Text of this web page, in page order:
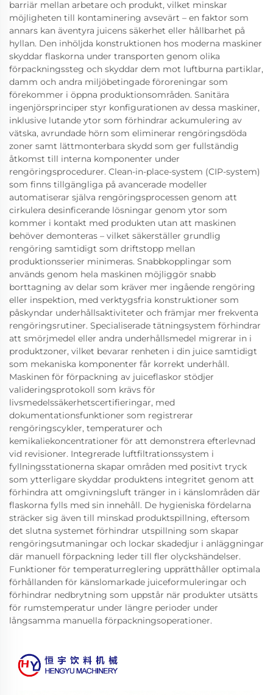
barriär mellan arbetare och produkt, vilket minskar
möjligheten till kontaminering avsevärt – en faktor som
annars kan äventyra juicens säkerhet eller hållbarhet på
hyllan. Den inhöljda konstruktionen hos moderna maskiner
skyddar flaskorna under transporten genom olika
förpackningssteg och skyddar dem mot luftburna partiklar,
damm och andra miljöbetingade föroreningar som
förekommer i öppna produktionsområden. Sanitära
ingenjörsprinciper styr konfigurationen av dessa maskiner,
inklusive lutande ytor som förhindrar ackumulering av
vätska, avrundade hörn som eliminerar rengöringsdöda
zoner samt lättmonterbara skydd som ger fullständig
åtkomst till interna komponenter under
rengöringsprocedurer. Clean-in-place-system (CIP-system)
som finns tillgängliga på avancerade modeller
automatiserar själva rengöringsprocessen genom att
cirkulera desinficerande lösningar genom ytor som
kommer i kontakt med produkten utan att maskinen
behöver demonteras – vilket säkerställer grundlig
rengöring samtidigt som driftstopp mellan
produktionsserier minimeras. Snabbkopplingar som
används genom hela maskinen möjliggör snabb
borttagning av delar som kräver mer ingående rengöring
eller inspektion, med verktygsfria konstruktioner som
påskyndar underhållsaktiviteter och främjar mer frekventa
rengöringsrutiner. Specialiserade tätningsystem förhindrar
att smörjmedel eller andra underhållsmedel migrerar in i
produktzoner, vilket bevarar renheten i din juice samtidigt
som mekaniska komponenter får korrekt underhåll.
Maskinen för förpackning av juiceflaskor stödjer
valideringsprotokoll som krävs för
livsmedelssäkerhetscertifieringar, med
dokumentationsfunktioner som registrerar
rengöringscykler, temperaturer och
kemikaliekoncentrationer för att demonstrera efterlevnad
vid revisioner. Integrerade luftfiltrationssystem i
fyllningsstationerna skapar områden med positivt tryck
som ytterligare skyddar produktens integritet genom att
förhindra att omgivningsluft tränger in i känslområden där
flaskorna fylls med sin innehåll. De hygieniska fördelarna
sträcker sig även till minskad produktspillning, eftersom
det slutna systemet förhindrar utspillning som skapar
rengöringsutmaningar och lockar skadedjur i anläggningar
där manuell förpackning leder till fler olyckshändelser.
Funktioner för temperaturreglering upprätthåller optimala
förhållanden för känslomarkade juiceformuleringar och
förhindrar nedbrytning som uppstår när produkter utsätts
för rumstemperatur under längre perioder under
långsamma manuella förpackningsoperationer.